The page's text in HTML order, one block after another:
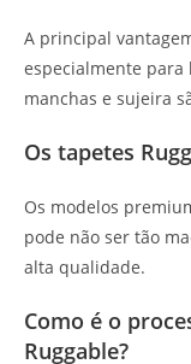
A principal
especialmente para
manchas e sujeira
Os tapetes
Os modelos
pode não ser tão
alta qualidade.
Como é o
Ruggable?